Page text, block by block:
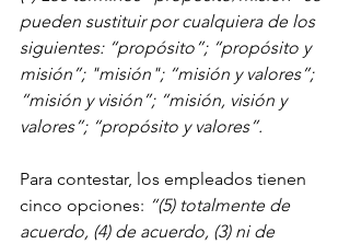
pueden sustituir por cualquiera de los
siguientes: “propósito”; “propósito y
misión”; "misión"; “misión y valores”;
“misión y visión”; “misión, visión y
valores”; “propósito y valores”.
Para contestar, los empleados tienen
cinco opciones: “(5) totalmente de
acuerdo, (4) de acuerdo, (3) ni de